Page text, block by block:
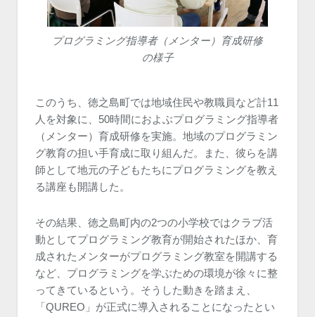
プログラミング指導者（メンター）育成研修
の様子
このうち、徳之島町では地域住民や教職員など計11
人を対象に、50時間におよぶプログラミング指導者
（メンター）育成研修を実施。地域のプログラミン
グ教育の担い手育成に取り組んだ。また、彼らを講
師として地元の子どもたちにプログラミングを教え
る講座も開講した。
その結果、徳之島町内の2つの小学校ではクラブ活
動としてプログラミング教育が開始されたほか、育
成されたメンターがプログラミング教室を開講する
など、プログラミングを学ぶための環境が徐々に整
ってきているという。そうした動きを踏まえ、
「QUREO」が正式に導入されることになったとい